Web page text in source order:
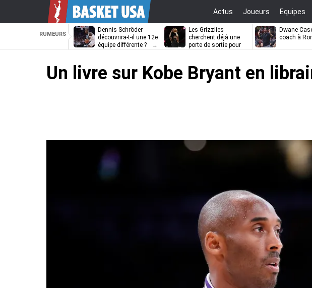
Actus Joueurs Equipes
RUMEURS
Dennis Schröder
découvrira-t-il une 12e
équipe différente ?
Les Grizzlies
cherchent déjà une
porte de sortie pour
Dwane
coach à
Un livre sur Kobe Bryant en